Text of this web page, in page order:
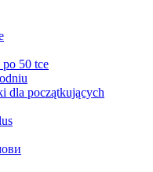
50 tce
dla początkujących